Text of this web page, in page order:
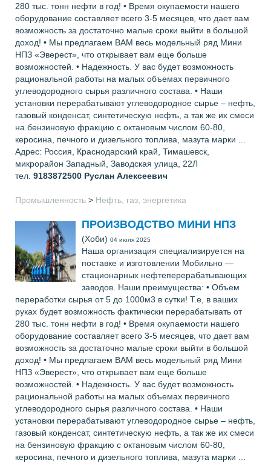
280 тыс. тонн нефти в год! • Время окупаемости нашего
оборудование составляет всего 3-5 месяцев, что дает вам
возможность за достаточно малые сроки выйти в большой
доход! • Мы предлагаем ВАМ весь модельный ряд Мини
НПЗ «Эверест», что открывает вам еще больше
возможностей. • Надежность. У вас будет возможность
рациональной работы на малых объемах первичного
углеводородного сырья различного состава. • Наши
установки перерабатывают углеводородное сырье – нефть,
газовый конденсат, синтетическую нефть, а так же их смеси
на бензиновую фракцию с октановым числом 60-80,
керосина, печного и дизельного топлива, мазута марки ...
Адрес: Россия, Краснодарский край, Тимашевск,
микрорайон Западный, Заводская улица, 22Л
тел. 9183872500 Руслан Алексеевич
Промышленность > Нефть, газ, энергетика
ПРОИЗВОДСТВО МИНИ НПЗ
(Хоби) 04 июля 2025
Наша организация специализируется на
поставке и изготовлении Мобильно —
стационарных нефтеперерабатывающих
заводов. Наши преимущества: • Объем
переработки сырья от 5 до 1000м3 в сутки! Т.е, в ваших
руках будет возможность фактически перерабатывать от
280 тыс. тонн нефти в год! • Время окупаемости нашего
оборудование составляет всего 3-5 месяцев, что дает вам
возможность за достаточно малые сроки выйти в большой
доход! • Мы предлагаем ВАМ весь модельный ряд Мини
НПЗ «Эверест», что открывает вам еще больше
возможностей. • Надежность. У вас будет возможность
рациональной работы на малых объемах первичного
углеводородного сырья различного состава. • Наши
установки перерабатывают углеводородное сырье – нефть,
газовый конденсат, синтетическую нефть, а так же их смеси
на бензиновую фракцию с октановым числом 60-80,
керосина, печного и дизельного топлива, мазута марки ...